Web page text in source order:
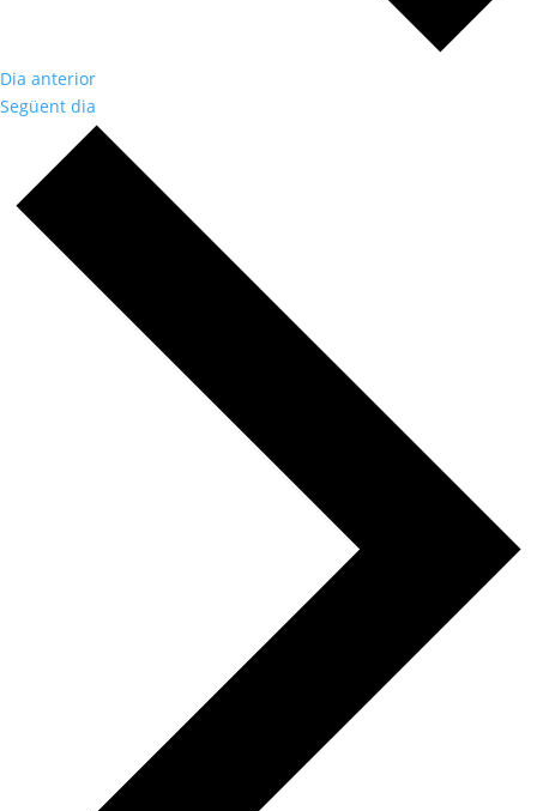
Dia anterior
Següent dia